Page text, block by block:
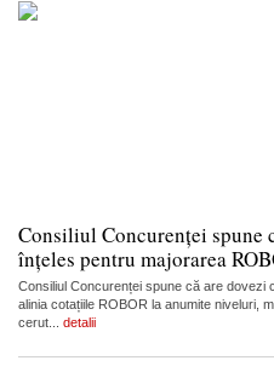
Consiliul Concurenței spune
înțeles pentru majorarea
Consiliul Concurenței spune că are dovezi
alinia cotațiile ROBOR la anumite niveluri,
cerut... detalii